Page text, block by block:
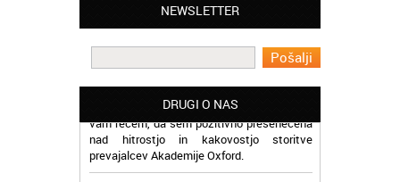
NEWSLETTER
DRUGI O NAS
Potrebovala sem prevajanje iz
vam rečem, da sem pozitivno presenečena
nad hitrostjo in kakovostjo storitve
prevajalcev Akademije Oxford.
Jaka iz Bovca:
Mislim, da je odlično, ker lahko na enem